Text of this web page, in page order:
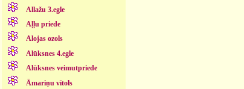
Allažu 3.egle
Aļļu priede
Alojas ozols
Alūksnes 4.egle
Alūksnes veimutpriede
Āmariņu vītols